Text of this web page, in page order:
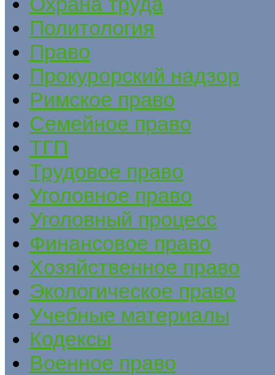
Политология
Право
Прокурорский надзор
Римское право
Семейное право
ТГП
Трудовое право
Уголовное право
Уголовный процесс
Финансовое право
Хозяйственное право
Экологическое право
Учебные материалы
Кодексы
Военное право